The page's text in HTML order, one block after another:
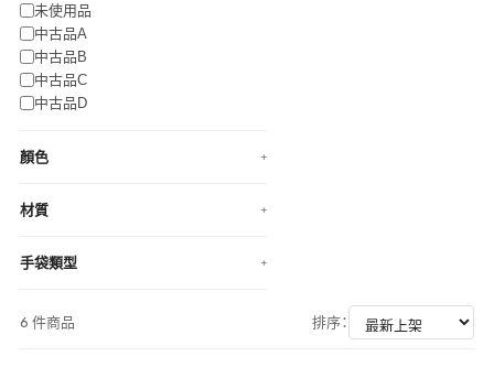
未使用品
中古品A
中古品B
中古品C
中古品D
顏色 +
材質 +
手袋類型 +
6 件商品 排序：